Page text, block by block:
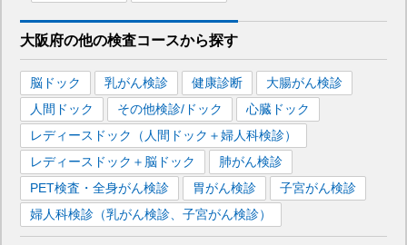
大阪府の他の検査コースから探す
脳ドック 乳がん検診 健康診断
大腸がん検診
人間ドック
その他検診/ドック
心臓ドック
レディースドック（人間ドック＋婦人科検診）
レディースドック＋脳ドック
肺がん検診
PET検査・全身がん検診
胃がん検診
子宮がん検診
婦人科検診（乳がん検診、子宮がん検診）